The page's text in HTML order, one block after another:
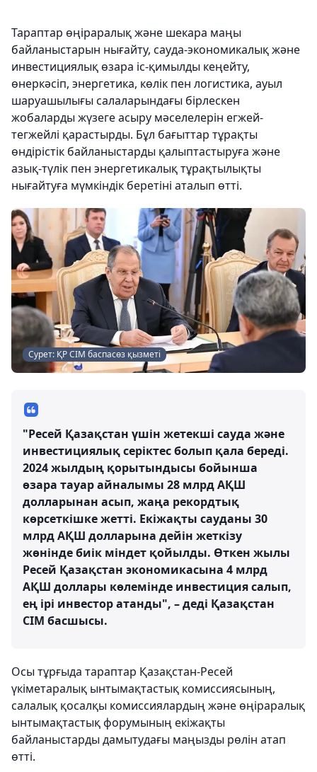
Тараптар өңіраралық және шекара маңы
байланыстарын нығайту, сауда-экономикалық және
инвестициялық өзара іс-қимылды кеңейту,
өнеркәсіп, энергетика, көлік пен логистика, ауыл
шаруашылығы салаларындағы бірлескен
жобаларды жүзеге асыру мәселелерін егжей-
тегжейлі қарастырды. Бұл бағыттар тұрақты
өндірістік байланыстарды қалыптастыруға және
азық-түлік пен энергетикалық тұрақтылықты
нығайтуға мүмкіндік беретіні аталып өтті.
Сурет: ҚР СІМ баспасөз қызметі
"Ресей Қазақстан үшін жетекші сауда және
инвестициялық серіктес болып қала береді.
2024 жылдың қорытындысы бойынша
өзара тауар айналымы 28 млрд АҚШ
долларынан асып, жаңа рекордтық
көрсеткішке жетті. Екіжақты сауданы 30
млрд АҚШ долларына дейін жеткізу
жөнінде биік міндет қойылды. Өткен жылы
Ресей Қазақстан экономикасына 4 млрд
АҚШ доллары көлемінде инвестиция салып,
ең ірі инвестор атанды", – деді Қазақстан
СІМ басшысы.
Осы тұрғыда тараптар Қазақстан-Ресей
үкіметаралық ынтымақтастық комиссиясының,
салалық қосалқы комиссиялардың және өңіраралық
ынтымақтастық форумының екіжақты
байланыстарды дамытудағы маңызды рөлін атап
өтті.